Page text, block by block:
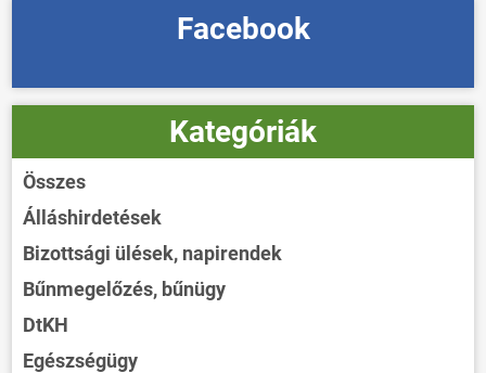
Facebook
Kategóriák
Összes
Álláshirdetések
Bizottsági ülések, napirendek
Bűnmegelőzés, bűnügy
DtKH
Egészségügy